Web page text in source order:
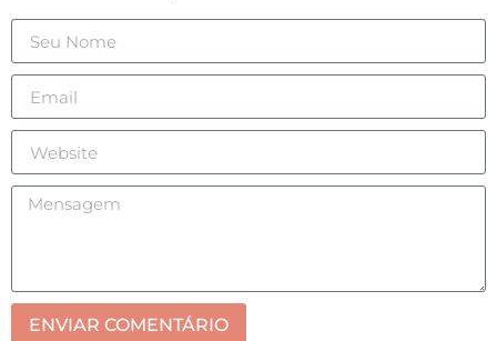
ENVIAR COMENTÁRIO